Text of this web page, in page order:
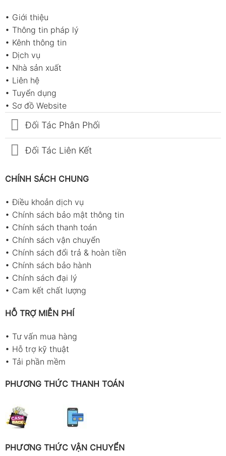
• Giới thiệu
• Thông tin pháp lý
• Kênh thông tin
• Dịch vụ
• Nhà sản xuất
• Liên hệ
• Tuyển dụng
• Sơ đồ Website
Đối Tác Phân Phối
Đối Tác Liên Kết
CHÍNH SÁCH CHUNG
•Điều khoản dịch vụ
• Chính sách bảo mật thông tin
• Chính sách thanh toán
• Chính sách vận chuyển
• Chính sách đổi trả & hoàn tiền
• Chính sách bảo hành
• Chính sách đại lý
• Cam kết chất lượng
HỖ TRỢ MIỄN PHÍ
• Tư vấn mua hàng
• Hỗ trợ kỹ thuật
• Tải phần mềm
PHƯƠNG THỨC THANH TOÁN
PHƯƠNG THỨC VẬN CHUYỂN